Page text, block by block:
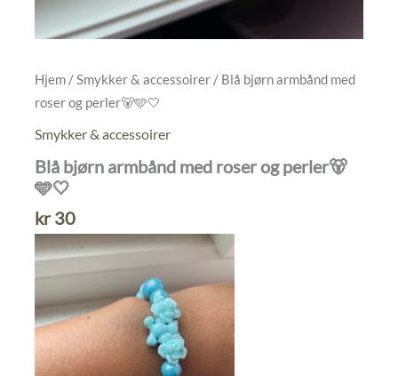
Hjem /Smykker & accessoirer / Blå bjørn armbånd med
roser og perler🐻🩵🤍
Smykker & accessoirer
Blå bjørn armbånd med roser og perler🐻
🩵🤍
kr30